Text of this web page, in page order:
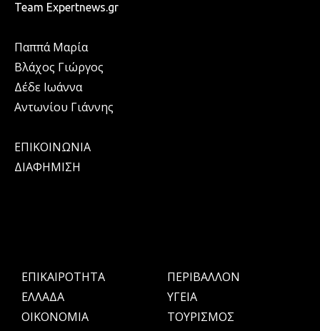
Team Expertnews.gr
Παππά Μαρία
Βλάχος Γιώργος
Δέδε Ιωάννα
Αντωνίου Γιάννης
ΕΠΙΚΟΙΝΩΝΙΑ
ΔΙΑΦΗΜΙΣΗ
ΕΠΙΚΑΙΡΟΤΗΤΑ
ΕΛΛΑΔΑ
OIKONOMIA
ΠΕΡΙΒΑΛΛΟΝ
ΥΓΕΙΑ
ΤΟΥΡΙΣΜΟΣ